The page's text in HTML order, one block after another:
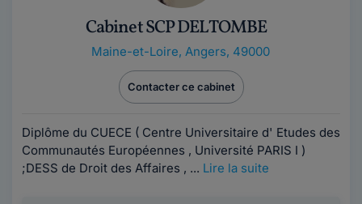
Cabinet SCP DELTOMBE
Maine-et-Loire, Angers, 49000
Contacter ce cabinet
Diplôme du CUECE ( Centre Universitaire d' Etudes des
Communautés Européennes , Université PARIS I )
;DESS de Droit des Affaires , ... Lire la suite